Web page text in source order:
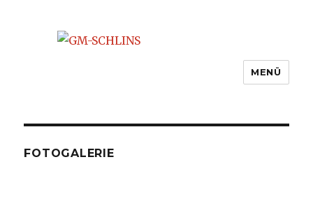
MENÜ
FOTOGALERIE